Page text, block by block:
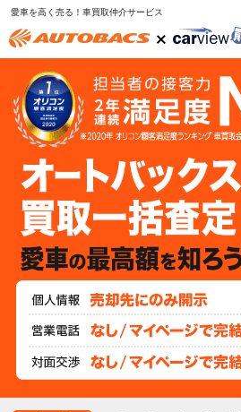
愛車を高く売る！車買取仲介サービス